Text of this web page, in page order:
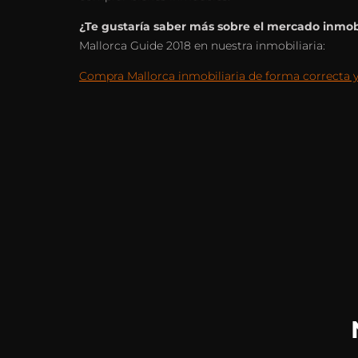
¿Te gustaría saber más sobre el mercado
Mallorca Guide 2018 en nuestra inmobiliaria:
Compra Mallorca inmobiliaria de forma correcta